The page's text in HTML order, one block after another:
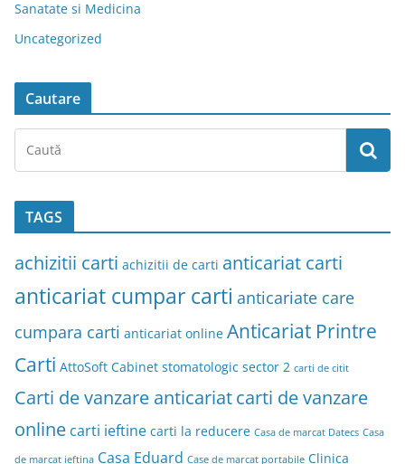
Sanatate si Medicina
Uncategorized
Cautare
TAGS
achizitii carti achizitii de carti anticariat carti
anticariat cumpar carti anticariate care
cumpara carti anticariat online Anticariat Printre
Carti AttoSoft Cabinet stomatologic sector 2 carti de citit
Carti de vanzare anticariatcarti de vanzare
online carti ieftine carti la reducere Casa de marcat Datecs Casa
de marcat ieftina Casa Eduard Case de marcat portabile Clinica